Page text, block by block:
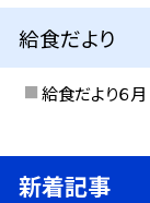
給食だより
給食だより６月
新着記事